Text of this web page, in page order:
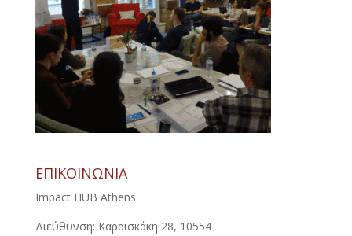
ΕΠΙΚΟΙΝΩΝΙΑ
Impact HUB Athens
Διεύθυνση: Καραϊσκάκη 28, 10554